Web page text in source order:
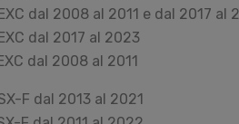
dal 2008 al 2011 e dal 2017 al
dal 2017 al 2023
dal 2008 al 2011
F dal 2013 al 2021